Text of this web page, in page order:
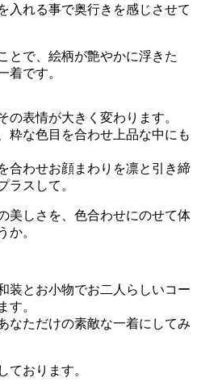
入れる事で奥行きを感じさせて
とで、絵柄が艶やかに浮きた
着です。
の表情が大きく変わります。
粋な色目を合わせ上品な中にも
合わせお顔まわりを凛と引き締
ラスして。
美しさを、色合わせにのせて体
か。
装とお小物でお二人らしいコー
す。
なただけの素敵な一着にしてみ
ております。